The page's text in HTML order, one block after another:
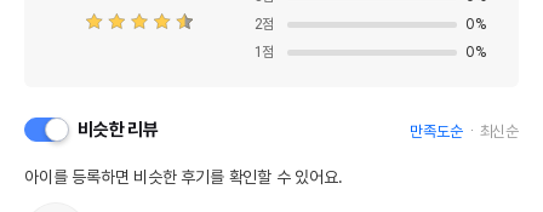
2점 0%
1 점 0%
비슷한 리뷰 만족도순 최신순
아이를 등록하면 비슷한 후기를 확인할 수 있어요.